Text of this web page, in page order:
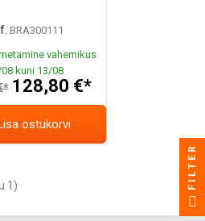
BRA300111
vahemikus
kuni 13/08
128,80 €*
ostukorvi
1) FILTER